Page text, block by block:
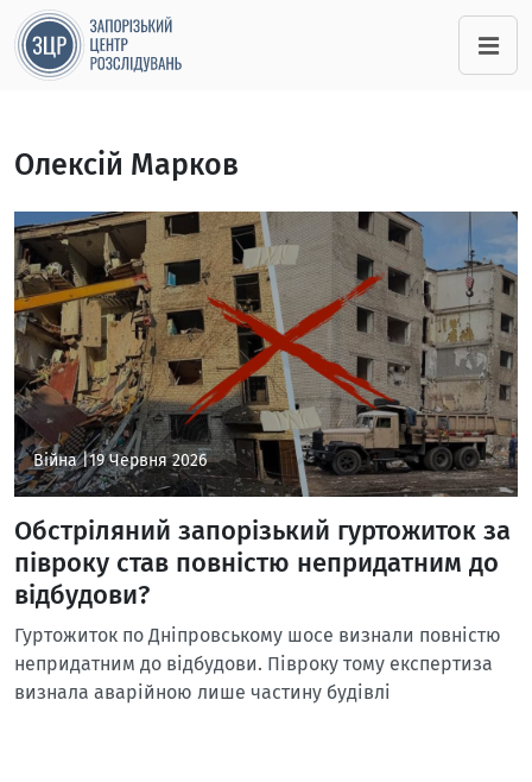
Олексій Марков
Війна |19 Червня 2026
Обстріляний запорізький гуртожиток за
півроку став повністю непридатним до
відбудови?
Гуртожиток по Дніпровському шосе визнали повністю
непридатним до відбудови. Півроку тому експертиза
визнала аварійною лише частину будівлі